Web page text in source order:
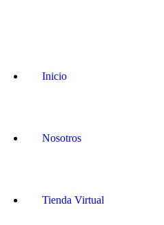
Inicio
Nosotros
Tienda Virtual